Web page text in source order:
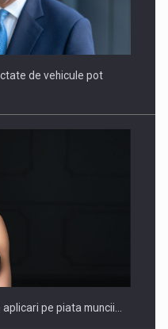
DE AFACERI, ACADEMIC
fueled by benzinariile RO…
de vehicule pot
pe piata muncii…